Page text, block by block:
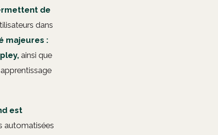
de
dans
majeures :
ainsi que
est
automatisées